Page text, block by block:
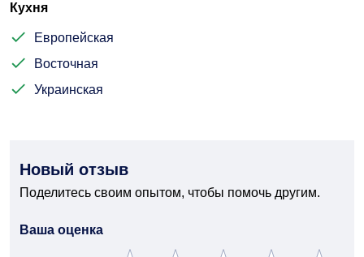
Кухня
Европейская
Восточная
Украинская
Новый отзыв
Поделитесь своим опытом, чтобы помочь другим.
Ваша оценка